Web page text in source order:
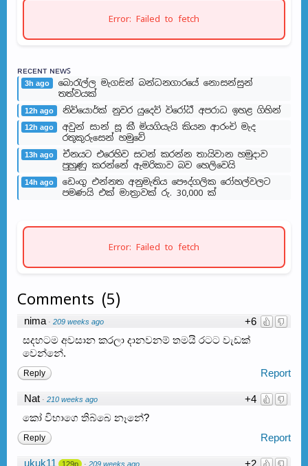
Error: Failed to fetch
ʀᴇᴄᴇɴᴛ ɴᴇᴡꜱ
3h ago
බොරැල්ල මැගසින් බන්ධනගාරයේ නොසන්සුන්
තත්වයක්
12h ago නිව්යොර්ක් නුවර යුදෙව් විරෝධී අපරාධ ඉහළ ගිහින්
12h ago
අවුන් සාන් සූ කී මියගියැයි කියන ආරංචි මැද
රතුකුරුසෙන් හමුවේ
13h ago
චීනයට එරෙහිව සටන් කරන්න තායිවාන හමුදාව
පුහුණු කරන්නේ ඇමරිකාව බව හෙලිවෙයි
14h ago
ඩෙංගු එන්නත අනුමැතිය පෞද්ගලික රෝහල්වලට
පමණයි එක් මාත්‍රාවක් රු. 30,000 ක්
Error: Failed to fetch
Comments (5)
+6
nima · 209 weeks ago
සදහටම අවසාන කරලා දානවනම් තමයි රටට වැඩක්
වෙන්නේ.
Report
Reply
+4
Nat · 210 weeks ago
කෝ විභාගෙ තිබ්බෙ නෑනේ?
Report
Reply
+2
ukuk11 129p · 209 weeks ago